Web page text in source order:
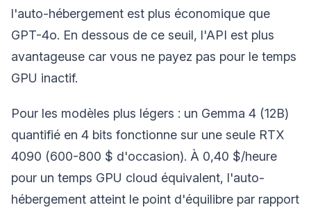
l'auto-hébergement est plus économique que
GPT-4o. En dessous de ce seuil, l'API est plus
avantageuse car vous ne payez pas pour le temps
GPU inactif.
Pour les modèles plus légers : un Gemma 4 (12B)
quantifié en 4 bits fonctionne sur une seule RTX
4090 (600-800 $ d'occasion). À 0,40 $/heure
pour un temps GPU cloud équivalent, l'auto-
hébergement atteint le point d'équilibre par rapport